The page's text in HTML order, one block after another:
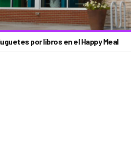
por libros en el Happy Meal